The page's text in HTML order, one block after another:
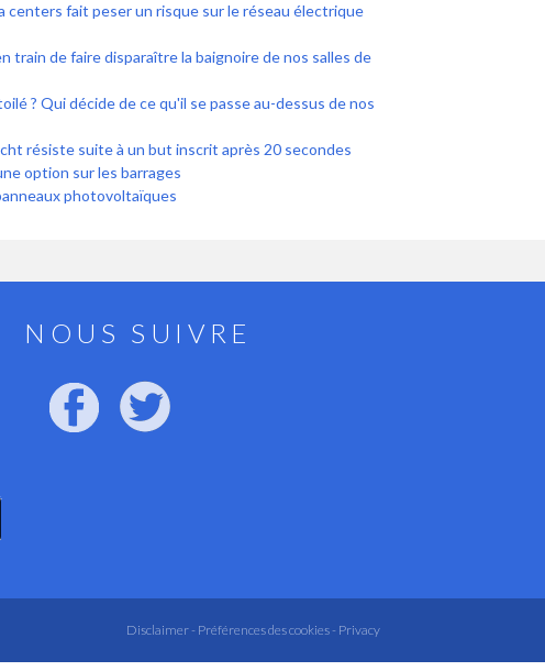
centers fait peser un risque sur le réseau électrique
train de faire disparaître la baignoire de nos salles de
? Qui décide de ce qu'il se passe au-dessus de nos
résiste suite à un but inscrit après 20 secondes
option sur les barrages
photovoltaïques
NOUS SUIVRE
Privacy
Préférences des cookies -
Disclaimer -